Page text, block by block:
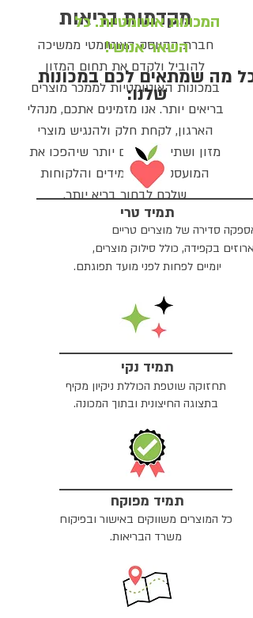
מקדמות בריאות
חברת הקיוסק האוטומטי ממשיכה
להוביל ולקדם את תחום המזון
במכונות האוטומטיות לממכר מוצרים
בריאים יותר. אנו מזמינים אתכם, מנהלי
הארגון, לקחת חלק ולהנגיש מוצרי
מזון ושתייה בריאים יותר שיהפכו את
המועסקים, התלמידים והלקוחות
שלכם לבחור בריא יותר.
המכונות אוטומטיות. כל
השאר אנושי!
כל מה שמתאים לכם במכונות
שלנו:
תמיד טרי
אספקה סדירה של מוצרים טריים
וארוזים בקפידה, כולל סילוק מוצרים,
יומיים לפחות לפני מועד תפוגתם.
תמיד נקי
תחזוקה שוטפת הכוללת ניקיון מקיף
בתצוגה החיצונית ובתוך המכונה.
תמיד מפוקח
כל המוצרים משווקים באישור ובפיקוח
משרד הבריאות.